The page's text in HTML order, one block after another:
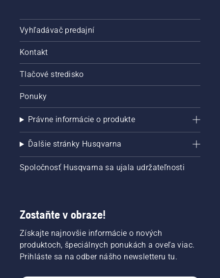
Vyhľadávač predajní
Kontakt
Tlačové stredisko
Ponuky
Právne informácie o produkte
Ďalšie stránky Husqvarna
Spoločnosť Husqvarna sa ujala udržateľnosti
Zostaňte v obraze!
Získajte najnovšie informácie o nových
produktoch, špeciálnych ponukách a oveľa viac.
Prihláste sa na odber nášho newsletteru tu.